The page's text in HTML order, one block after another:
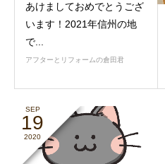
あけましておめでとうござ
います！2021年信州の地
で...
アフターとリフォームの倉田君
SEP
19
2020